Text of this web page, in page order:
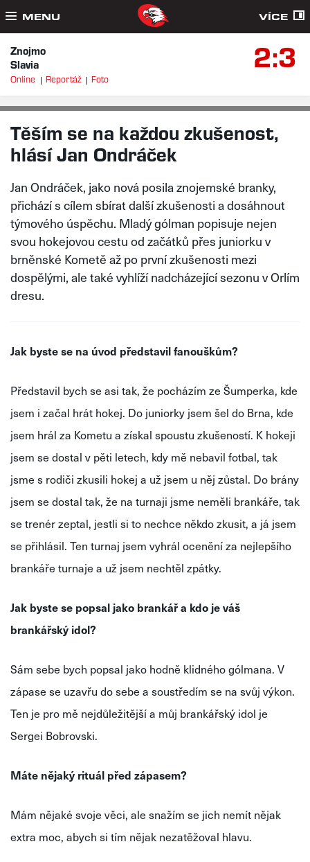
MENU VÍCE
Znojmo
Slavia
2:3
Online Reportáž Foto
REDAKCE, FOTO: HCKOMETA.CZ
Těším se na každou zkušenost,
hlásí Jan Ondráček
Jan Ondráček, jako nová posila znojemské branky,
přichází s cílem sbírat další zkušenosti a dosáhnout
týmového úspěchu. Mladý gólman popisuje nejen
svou hokejovou cestu od začátků přes juniorku v
brněnské Kometě až po první zkušenosti mezi
dospělými, ale také vyhlíží nadcházející sezonu v Orlím
dresu.
Jak byste se na úvod představil fanouškům?
Představil bych se asi tak, že pocházím ze Šumperka, kde
jsem i začal hrát hokej. Do juniorky jsem šel do Brna, kde
jsem hrál za Kometu a získal spoustu zkušeností. K hokeji
jsem se dostal v pěti letech, kdy mě nebavil fotbal, tak
jsme s rodiči zkusili hokej a už jsem u něj zůstal. Do brány
jsem se dostal tak, že na turnaji jsme neměli brankáře, tak
se trenér zeptal, jestli si to nechce někdo zkusit, a já jsem
se přihlásil. Ten turnaj jsem vyhrál ocenění za nejlepšího
brankáře turnaje a už jsem nechtěl zpátky.
Jak byste se popsal jako brankář a kdo je váš
brankářský idol?
Sám sebe bych popsal jako hodně klidného gólmana. V
zápase se uzavřu do sebe a soustředím se na svůj výkon.
Ten je pro mě nejdůležitější a můj brankářský idol je
Sergei Bobrovski.
Máte nějaký rituál před zápasem?
Mám nějaké svoje věci, ale snažím se jich nemít nějak
extra moc, abych si tím nějak nezatěžoval hlavu.